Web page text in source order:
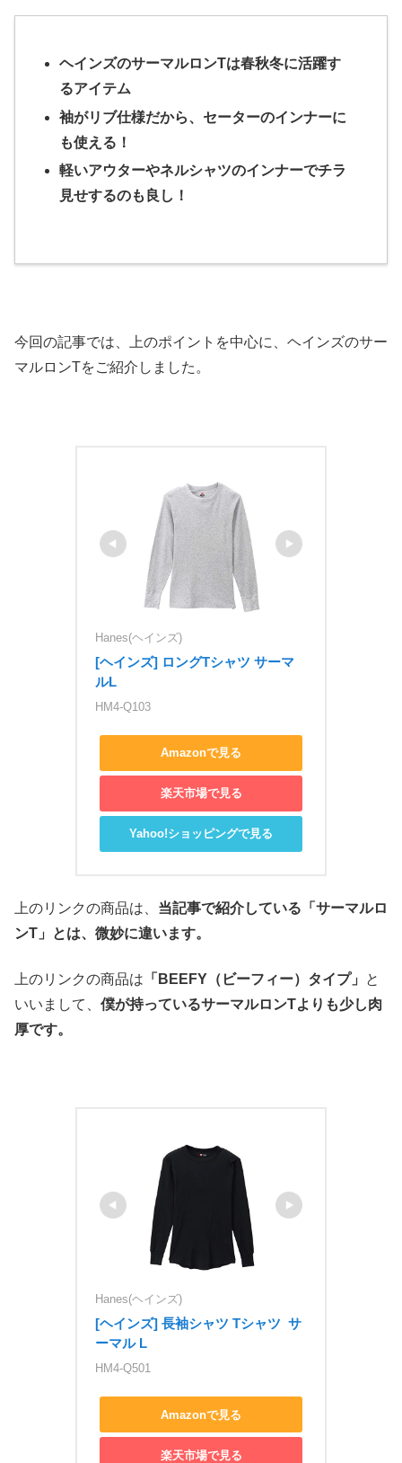
ヘインズのサーマルロンTは春秋冬に活躍す
るアイテム
袖がリブ仕様だから、セーターのインナーに
も使える！
軽いアウターやネルシャツのインナーでチラ
見せするのも良し！
今回の記事では、上のポイントを中心に、ヘインズのサー
マルロンTをご紹介しました。
Hanes(ヘインズ)
[ヘインズ] ロングTシャツ サーマ
ルL
HM4-Q103
Amazonで見る
楽天市場で見る
Yahoo!ショッピングで見る
上のリンクの商品は、 当記事で紹介している「サーマルロ
ンT」とは、微妙に違います。
上のリンクの商品は 「BEEFY（ビーフィー）タイプ」
と
いいまして、 僕が持っているサーマルロンTよりも少し肉
厚です。
Hanes(ヘインズ)
[ヘインズ] 長袖シャツ Tシャツ  サ
ーマル L
HM4-Q501
Amazonで見る
楽天市場で見る